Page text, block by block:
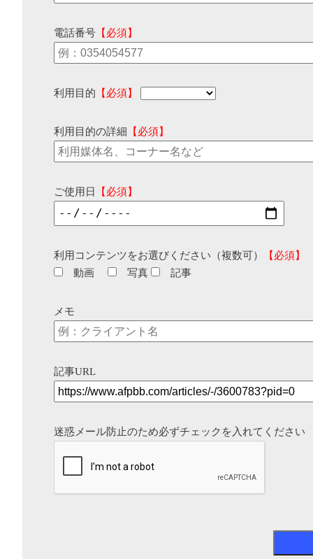
電話番号 【必須】
利用目的 【必須】
利用目的の詳細 【必須】
ご使用日 【必須】
利用コンテンツをお選びください（複数可）
【必須】
動画
写真 記事
メモ
記事URL
迷惑メール防止のため必ずチェックを入れてください